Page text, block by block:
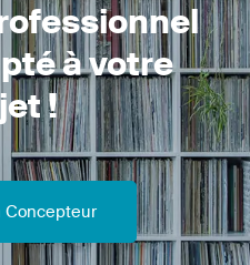
à votre
!
Concepteur